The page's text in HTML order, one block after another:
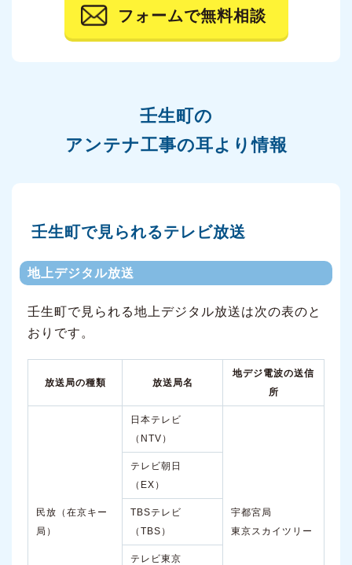
フォームで無料相談
壬生町の
アンテナ工事の耳より情報
壬生町で見られるテレビ放送
地上デジタル放送
壬生町で見られる地上デジタル放送は次の表のと
おりです。
放送局の種類 放送局名
地デジ電波の送信
所
民放（在京キー
局）
日本テレビ
（NTV）
宇都宮局
東京スカイツリー
テレビ朝日
（EX）
TBSテレビ
（TBS）
テレビ東京